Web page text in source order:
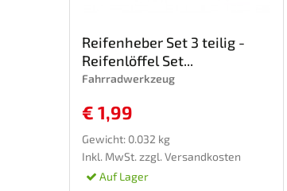
Reifenheber Set 3 teilig -
Reifenlöffel Set...
Fahrradwerkzeug
€ 1,99
Gewicht: 0.032 kg
Inkl. MwSt. zzgl. Versandkosten
Auf Lager